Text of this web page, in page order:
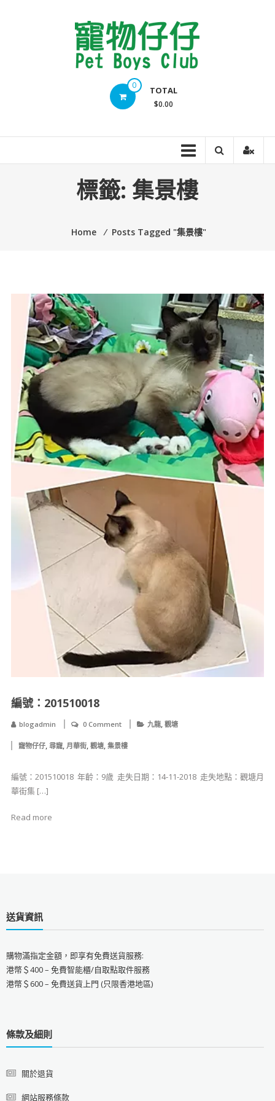
0 TOTAL
$0.00
標籤:集景樓
Home ⁄ Posts Tagged "集景樓"
編號：201510018
blogadmin 0 Comment 九龍, 觀塘
寵物仔仔, 尋寵, 月華街, 觀塘, 集景樓
編號：201510018 ​ 年齡：9歲 ​ 走失日期：14-11-2018 ​ ​​​走失地點：觀塘月
華街集 […]
Read more
送貨資訊
購物滿指定金額，即享有免費送貨服務:
港幣＄400 – 免費智能櫃/自取點取件服務
港幣＄600 – 免費送貨上門 (只限香港地區)
條款及細則
關於退貨
網站服務條款